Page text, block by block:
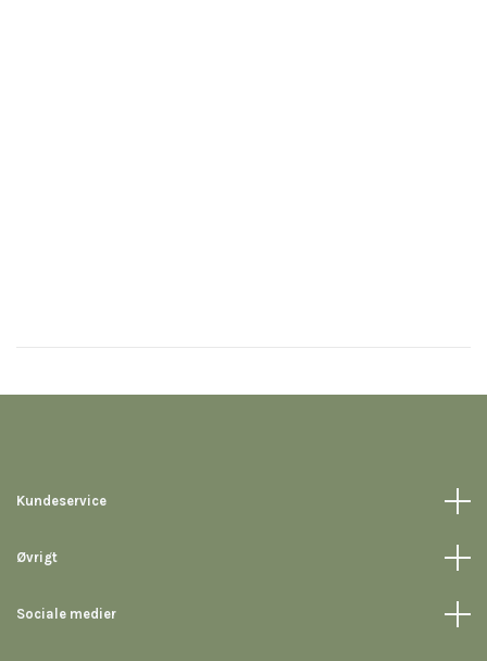
Kundeservice
Øvrigt
Sociale medier